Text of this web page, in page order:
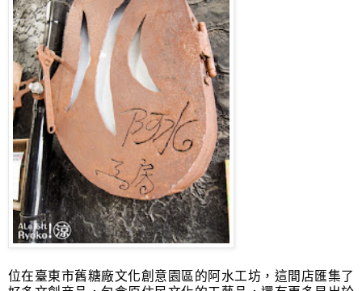
位在臺東市舊糖廠文化創意園區的阿水工坊，這間店匯集了